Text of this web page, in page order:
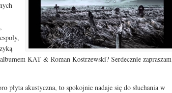
KAT & Roman Kostrzewski? Serdecznie zapraszam
płyta akustyczna, to spokojnie nadaje się do słuchania w